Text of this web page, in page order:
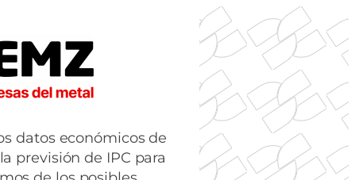
datos económicos de
previsión de IPC para